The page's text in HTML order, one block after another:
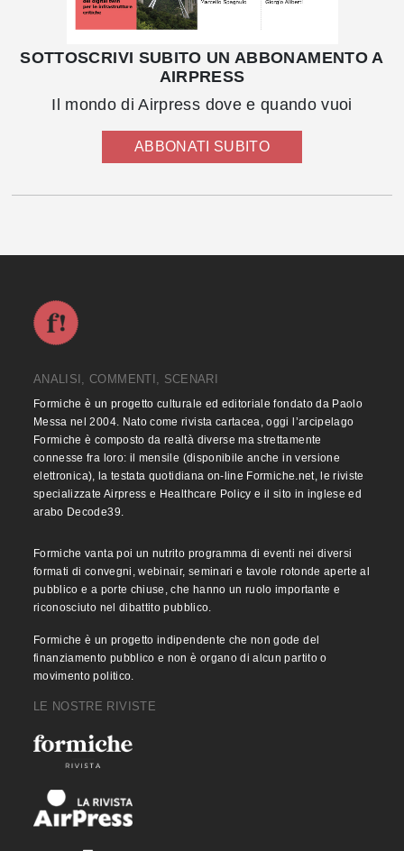
SOTTOSCRIVI SUBITO UN ABBONAMENTO A
AIRPRESS
Il mondo di Airpress dove e quando vuoi
ABBONATI SUBITO
ANALISI, COMMENTI, SCENARI
Formiche è un progetto culturale ed editoriale fondato da Paolo
Messa nel 2004. Nato come rivista cartacea, oggi l’arcipelago
Formiche è composto da realtà diverse ma strettamente
connesse fra loro: il mensile (disponibile anche in versione
elettronica), la testata quotidiana on-line Formiche.net, le riviste
specializzate Airpress e Healthcare Policy e il sito in inglese ed
arabo Decode39.
Formiche vanta poi un nutrito programma di eventi nei diversi
formati di convegni, webinair, seminari e tavole rotonde aperte al
pubblico e a porte chiuse, che hanno un ruolo importante e
riconosciuto nel dibattito pubblico.
Formiche è un progetto indipendente che non gode del
finanziamento pubblico e non è organo di alcun partito o
movimento politico.
LE NOSTRE RIVISTE